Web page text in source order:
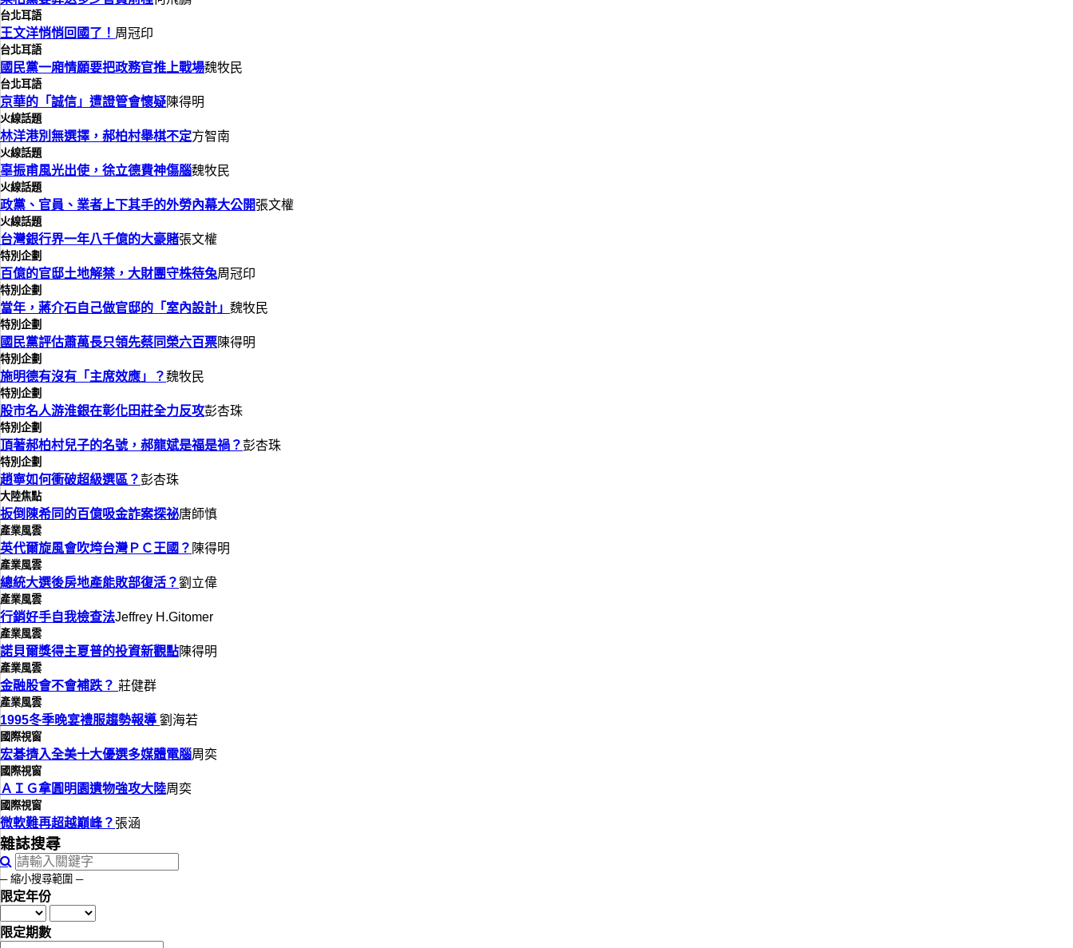
台北耳語
王文洋悄悄回國了！ 周冠印
台北耳語
國民黨一廂情願要把政務官推上戰場魏牧民
台北耳語
京華的「誠信」遭證管會懷疑陳得明
火線話題
林洋港別無選擇，郝柏村舉棋不定方智南
火線話題
辜振甫風光出使，徐立德費神傷腦魏牧民
火線話題
政黨、官員、業者上下其手的外勞內幕大公開張文權
火線話題
台灣銀行界一年八千億的大豪賭張文權
特別企劃
百億的官邸土地解禁，大財團守株待兔周冠印
特別企劃
當年，蔣介石自己做官邸的「室內設計」 魏牧民
特別企劃
國民黨評估蕭萬長只領先蔡同榮六百票陳得明
特別企劃
施明德有沒有「主席效應」？魏牧民
特別企劃
股市名人游淮銀在彰化田莊全力反攻彭杏珠
特別企劃
頂著郝柏村兒子的名號，郝龍斌是福是禍？彭杏珠
特別企劃
趙寧如何衝破超級選區？彭杏珠
大陸焦點
扳倒陳希同的百億吸金詐案探祕唐師慎
產業風雲
英代爾旋風會吹垮台灣ＰＣ王國？ 陳得明
產業風雲
總統大選後房地產能敗部復活？劉立偉
產業風雲
行銷好手自我檢查法Jeffrey H.Gitomer
產業風雲
諾貝爾獎得主夏普的投資新觀點陳得明
產業風雲
金融股會不會補跌？ 莊健群
產業風雲
1995冬季晚宴禮服趨勢報導劉海若
國際視窗
宏碁擠入全美十大優選多媒體電腦周奕
國際視窗
ＡＩＧ拿圓明園遺物強攻大陸周奕
國際視窗
微軟難再超越巔峰？ 張涵
雜誌搜尋
─ 縮小搜尋範圍 ─
限定年份
限定期數